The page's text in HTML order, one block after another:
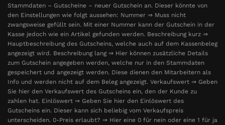
Stammdaten – Gutscheine – neuer Gutschein an. Dieser könnte von
den Einstellungen wie folgt aussehen: Nummer ⇒ Muss nicht
zwangsweise gefüllt sein. Mit einer Nummer kann der Gutschein in der
Kasse jedoch wie ein Artikel gefunden werden. Beschreibung kurz ⇒
Hauptbeschreibung des Gutscheins, welche auch auf dem Kassenbeleg
angezeigt wird. Beschreibung lang ⇒ Hier können zusätzliche Details
zum Gutschein angegeben werden, welche nur in den Stammdaten
gespeichert und angezeigt werden. Diese dienen den Mitarbeitern als
Info und werden nicht auf dem Beleg angezeigt. Verkaufswert ⇒ Geben
Sie hier den Verkaufswert des Gutscheins ein, den der Kunde zu
zahlen hat. Einlöswert ⇒ Geben Sie hier den Einlöswert des
Gutscheins ein. Dieser kann sich beliebig vom Verkaufspreis
unterscheiden. 0-Preis erlaubt? ⇒ Hier eine 0 für nein oder eine 1 für ja